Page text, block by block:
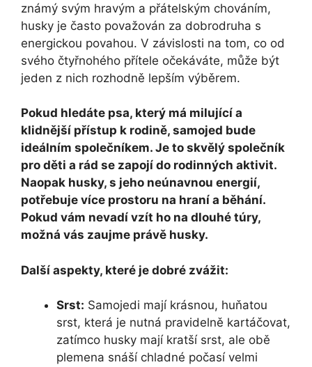
známý svým hravým a přátelským chováním,
husky je často považován za dobrodruha s
energickou povahou. V závislosti na tom, co od
svého čtyřnohého přítele očekáváte, může být
jeden z nich rozhodně lepším výběrem.
Pokud hledáte psa, který má milující a
klidnější přístup k rodině, samojed bude
ideálním společníkem. Je to skvělý společník
pro děti a rád se zapojí do rodinných aktivit.
Naopak husky, s jeho neúnavnou energií,
potřebuje více prostoru na hraní a běhání.
Pokud vám nevadí vzít ho na dlouhé túry,
možná vás zaujme právě husky.
Další aspekty, které je dobré zvážit:
Srst: Samojedi mají krásnou, huňatou
srst, která je nutná pravidelně kartáčovat,
zatímco husky mají kratší srst, ale obě
plemena snáší chladné počasí velmi